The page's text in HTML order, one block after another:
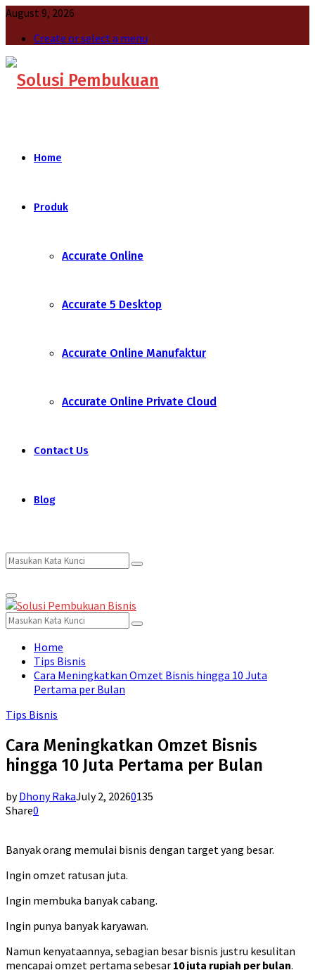
August 9, 2026
Create or select a menu
Home
Produk
Accurate Online
Accurate 5 Desktop
Accurate Online Manufaktur
Accurate Online Private Cloud
Contact Us
Blog
Search
for:
Search
Primary
Menu
Search
for:
Search
Home
Tips Bisnis
Cara Meningkatkan Omzet Bisnis hingga 10 Juta
Pertama per Bulan
Tips Bisnis
Cara Meningkatkan Omzet Bisnis
hingga 10 Juta Pertama per Bulan
byDhony RakaJuly 2, 20260135
Share0
Banyak orang memulai bisnis dengan target yang besar.
Ingin omzet ratusan juta.
Ingin membuka banyak cabang.
Ingin punya banyak karyawan.
Namun kenyataannya, sebagian besar bisnis justru kesulitan
mencapai omzet pertama sebesar 10 juta rupiah per bulan.